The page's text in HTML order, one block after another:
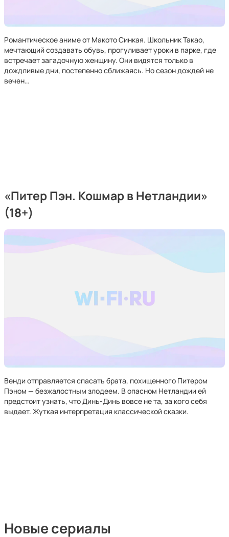
Романтическое аниме от Макото Синкая. Школьник Такао,
мечтающий создавать обувь, прогуливает уроки в парке, где
встречает загадочную женщину. Они видятся только в
дождливые дни, постепенно сближаясь. Но сезон дождей не
вечен…
«Питер Пэн. Кошмар в Нетландии»
(18+)
Венди отправляется спасать брата, похищенного Питером
Пэном — безжалостным злодеем. В опасном Нетландии ей
предстоит узнать, что Динь-Динь вовсе не та, за кого себя
выдает. Жуткая интерпретация классической сказки.
Новые сериалы